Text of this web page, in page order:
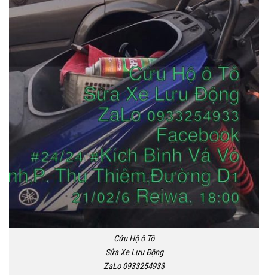
Cứu Hộ ô Tô
Sửa Xe Lưu Động
ZaLo 0933254933